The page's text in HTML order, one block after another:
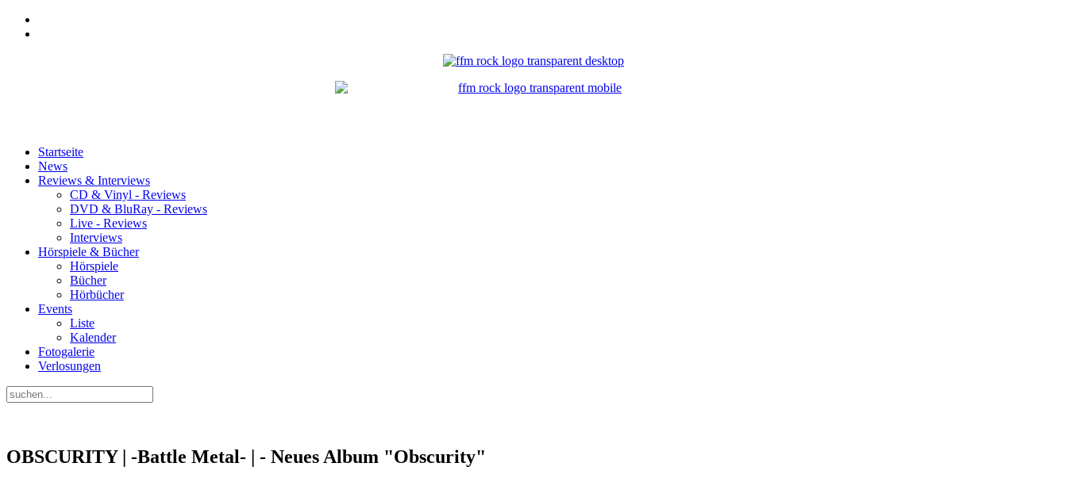
Startseite
News
Reviews & Interviews
CD & Vinyl - Reviews
DVD & BluRay - Reviews
Live - Reviews
Interviews
Hörspiele & Bücher
Hörspiele
Bücher
Hörbücher
Events
Liste
Kalender
Fotogalerie
Verlosungen
OBSCURITY | -Battle Metal- | - Neues Album "Obscurity"